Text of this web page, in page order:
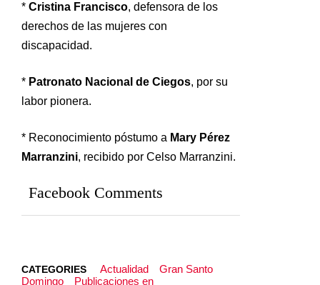
* Cristina Francisco, defensora de los
derechos de las mujeres con
discapacidad.
* Patronato Nacional de Ciegos, por su
labor pionera.
* Reconocimiento póstumo a Mary Pérez
Marranzini, recibido por Celso Marranzini.
Facebook Comments
CATEGORIES Actualidad
Gran Santo
Domingo
Publicaciones en